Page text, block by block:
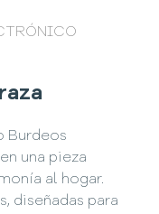
Burdeos
una pieza
al hogar.
diseñadas para